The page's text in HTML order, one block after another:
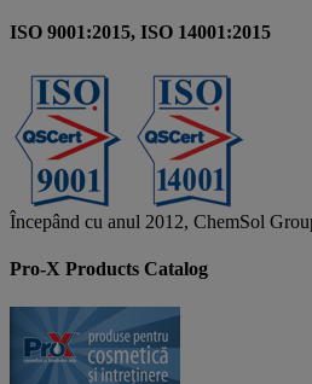
ISO 9001:2015, ISO 14001:2015
Începând cu anul 2012, ChemSol
Pro-X Products Catalog